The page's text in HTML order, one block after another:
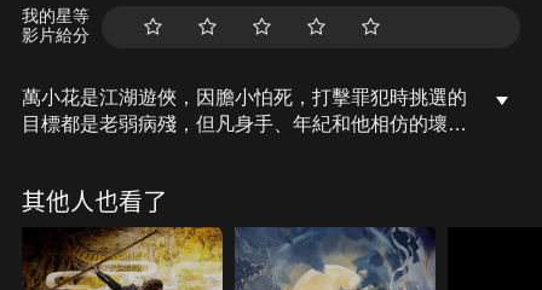
我的星等
影片給分
萬小花是江湖遊俠，因膽小怕死，打擊罪犯時挑選的
目標都是老弱病殘，但凡身手、年紀和他相仿的壞
了一段危機四伏的驚險旅程……
其他人也看了